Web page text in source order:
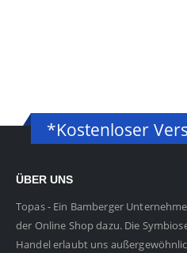
*Kostenloser
ÜBER UNS
Topas - Ein Bamberger
der Online Shop dazu. Die
Handel erlaubt uns